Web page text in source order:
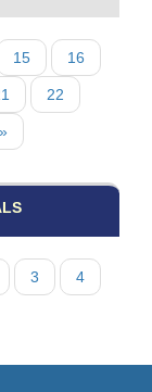
Pagina
15 Pagina
16
Pagina
22
Pagina
3 Pagina
4